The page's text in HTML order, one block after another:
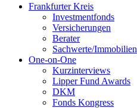
Frankfurter Kreis
Investmentfonds
Versicherungen
Berater
Sachwerte/Immobilien
One-on-One
Kurzinterviews
Lipper Fund Awards
DKM
Fonds Kongress